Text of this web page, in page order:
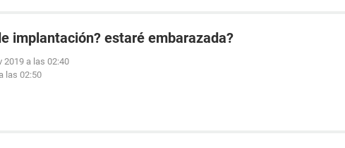
implantación? estaré embarazada?
2019 a las 02:40
las 02:50